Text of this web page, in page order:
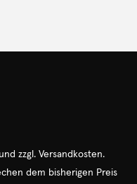
zzgl. Versandkosten.
dem bisherigen Preis